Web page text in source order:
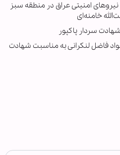
امنیتی عراق در منطقه سبز
خامنه‌ای
سردار پاکپور
فاضل لنکرانی به مناسبت شهادت